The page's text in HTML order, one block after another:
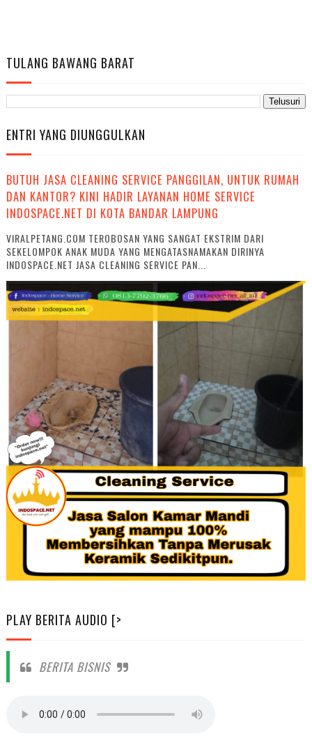
TULANG BAWANG BARAT
ENTRI YANG DIUNGGULKAN
BUTUH JASA CLEANING SERVICE PANGGILAN, UNTUK RUMAH
DAN KANTOR? KINI HADIR LAYANAN HOME SERVICE
INDOSPACE.NET DI KOTA BANDAR LAMPUNG
VIRALPETANG.COM TEROBOSAN YANG SANGAT EKSTRIM DARI
SEKELOMPOK ANAK MUDA YANG MENGATASNAMAKAN DIRINYA
INDOSPACE.NET JASA CLEANING SERVICE PAN...
PLAY BERITA AUDIO [>
BERITA BISNIS